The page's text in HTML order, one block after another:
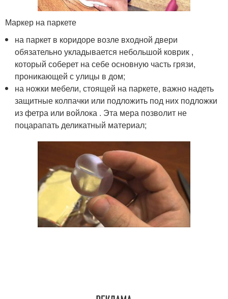
Маркер на паркете
на паркет в коридоре возле входной двери
обязательно укладывается небольшой коврик ,
который соберет на себе основную часть грязи,
проникающей с улицы в дом;
на ножки мебели, стоящей на паркете, важно надеть
защитные колпачки или подложить под них подложки
из фетра или войлока . Эта мера позволит не
поцарапать деликатный материал;